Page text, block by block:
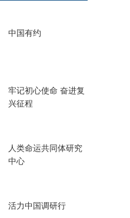
中国有约
牢记初心使命 奋进复
兴征程
人类命运共同体研究
中心
活力中国调研行